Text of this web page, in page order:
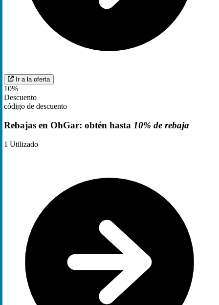
Ir a la oferta
10%
Descuento
código de descuento
Rebajas en OhGar: obtén hasta 10% de rebaja
1 Utilizado